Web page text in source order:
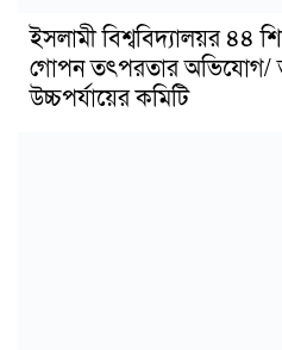
ইসলামী বিশ্ববিদ্যালয়র ৪৪
গোপন তৎপরতার অভিযোগ/
উচ্চপর্যায়ের কমিটি